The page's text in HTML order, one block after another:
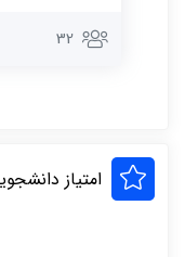
32
امتیاز